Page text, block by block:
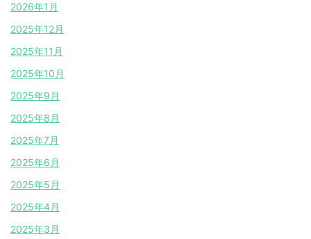
2026年1月
2025年12月
2025年11月
2025年10月
2025年9月
2025年8月
2025年7月
2025年6月
2025年5月
2025年4月
2025年3月